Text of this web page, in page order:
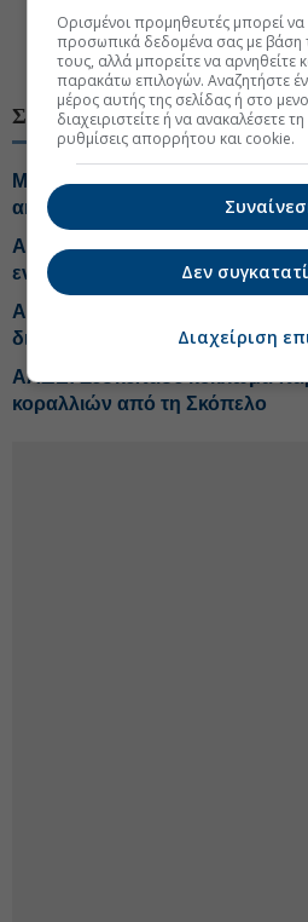
μήνες έως και 3 έτη σε
#ΑΑΔΕ #Φοροδιαφυγή
ΣΧΕΤΙΚΑ ΘΕΜΑΤΑ
Με risk analysis έλεγχοι της
ακινήτων
ΑΑΔΕ: Σε λειτουργία η νέα
ενισχύσεις
ΑΑΔΕ: Μεγάλο κύκλωμα
διαχειρίστρια μένει σε βίλα με
ΑΑΔΕ: Ξεσκέπασε κύκλωμα
κοραλλιών από τη Σκόπελο
Ορισμένοι προμηθευτές μπορεί να
προσωπικά δεδομένα σας με βάση
τους, αλλά μπορείτε να αρνηθείτε
παρακάτω επιλογών. Αναζητήστε
μέρος αυτής της σελίδας ή στο
διαχειριστείτε ή να ανακαλέσετε
ρυθμίσεις απορρήτου και cookie.
Δεν
Διαχείριση